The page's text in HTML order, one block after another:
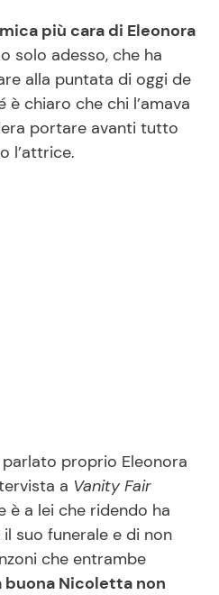
Le Ricette in TV
Primi Piatti
Ricette Facili e Veloci
più cara di Eleonora
solo adesso, che ha
alla puntata di oggi de
è chiaro che chi l’amava
portare avanti tutto
l’attrice.
proprio Eleonora
a Vanity Fair
è a lei che ridendo ha
suo funerale e di non
che entrambe
buona Nicoletta non